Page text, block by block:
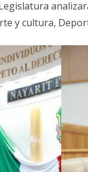
y cultura,